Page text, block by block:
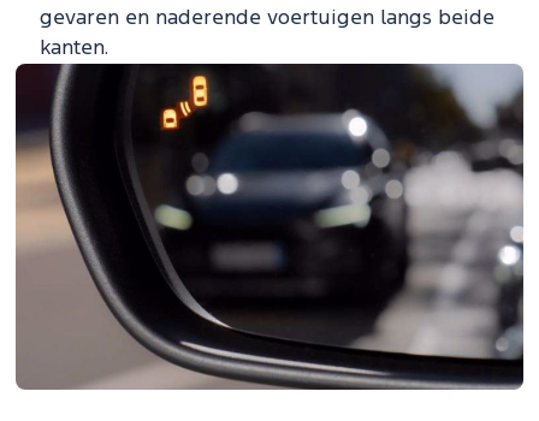
gevaren en naderende voertuigen langs beide
kanten.